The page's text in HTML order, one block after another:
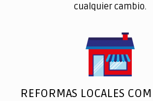
cualquier cambio.
REFORMAS LOCALES